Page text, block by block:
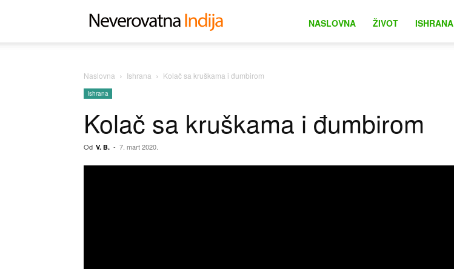
NASLOVNA ŽIVOT ISHRANA
Naslovna Ishrana Kolač sa kruškama i đumbirom
Ishrana
Kolač sa kruškama i đumbirom
Od V. B. - 7. mart 2020.